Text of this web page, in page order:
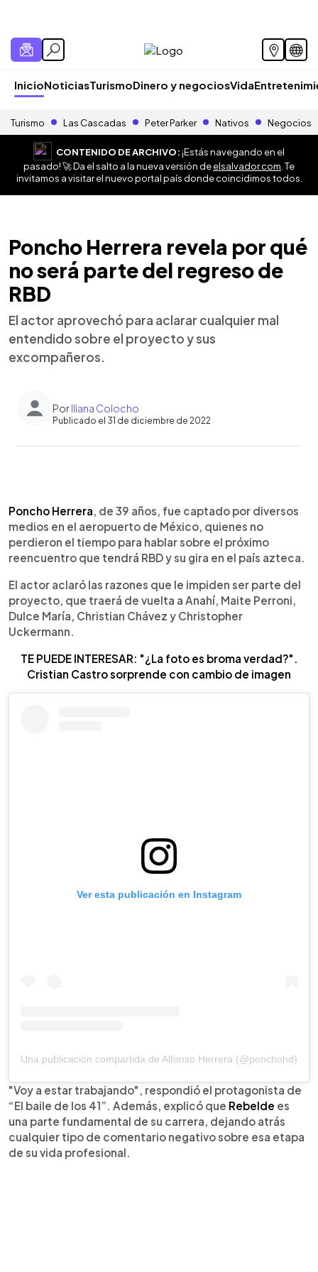
InicioNoticiasTurismoDinero y negociosVida
Turismo Las Cascadas Peter Parker Nativos Negocios
CONTENIDO DE ARCHIVO:¡Estás navegando en el
pasado! 🚀 Da el salto a la nueva versión deelsalvador.com . Te
invitamos a visitar el nuevo portal país donde coincidimos todos.
Poncho Herrera revela por qué
no será parte del regreso de
RBD
El actor aprovechó para aclarar cualquier mal
entendido sobre el proyecto y sus
excompañeros.
PorIliana Colocho
Publicado el 31 de diciembre de 2022
► Escuchar artículo
Poncho Herrera, de 39 años, fue captado por diversos
medios en el aeropuerto de México, quienes no
perdieron el tiempo para hablar sobre el próximo
reencuentro que tendrá RBD y su gira en el país azteca.
El actor aclaró las razones que le impiden ser parte del
proyecto, que traerá de vuelta a Anahí, Maite Perroni,
Dulce María, Christian Chávez y Christopher
Uckermann.
TE PUEDE INTERESAR: "¿La foto es broma verdad?".
Cristian Castro sorprende con cambio de imagen
Ver esta publicación en Instagram
Una publicación compartida de Alfonso Herrera (@ponchohd)
"Voy a estar trabajando", respondió el protagonista de
“El baile de los 41”. Además, explicó que Rebelde es
una parte fundamental de su carrera, dejando atrás
cualquier tipo de comentario negativo sobre esa etapa
de su vida profesional.